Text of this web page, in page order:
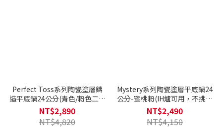
Perfect Toss系列陶瓷塗層鑄
造平底鍋24公分(青色/粉色二色
可選)
NT$2,890
NT$4,820
Mystery系列陶瓷塗層平底鍋24
公分-蜜桃粉(IH爐可用，不挑爐
具)
NT$2,490
NT$4,150